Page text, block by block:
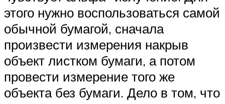
этого нужно воспользоваться самой
обычной бумагой, сначала
произвести измерения накрыв
объект листком бумаги, а потом
провести измерение того же
объекта без бумаги. Дело в том, что